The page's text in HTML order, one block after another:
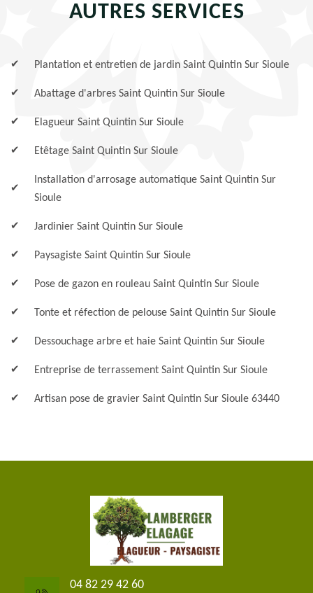
AUTRES SERVICES
Plantation et entretien de jardin Saint Quintin Sur Sioule
Abattage d'arbres Saint Quintin Sur Sioule
Elagueur Saint Quintin Sur Sioule
Etêtage Saint Quintin Sur Sioule
Installation d'arrosage automatique Saint Quintin Sur
Sioule
Jardinier Saint Quintin Sur Sioule
Paysagiste Saint Quintin Sur Sioule
Pose de gazon en rouleau Saint Quintin Sur Sioule
Tonte et réfection de pelouse Saint Quintin Sur Sioule
Dessouchage arbre et haie Saint Quintin Sur Sioule
Entreprise de terrassement Saint Quintin Sur Sioule
Artisan pose de gravier Saint Quintin Sur Sioule 63440
04 82 29 42 60